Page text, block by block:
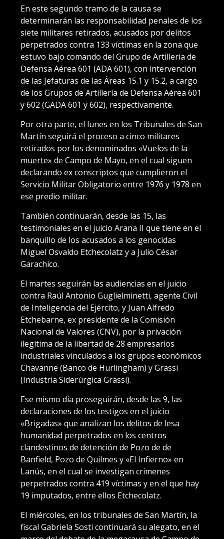
En este segundo tramo de la causa se
determinarán las responsabilidad penales de los
siete militares retirados, acusados por delitos
perpetrados contra 133 víctimas en la zona que
estuvo bajo comando del Grupo de Artillería de
Defensa Aérea 601 (ADA 601), con intervención
de las Jefaturas de las Áreas 15.1 y 15.2, a cargo
de los Grupos de Artillería de Defensa Aérea 601
y 602 (GADA 601 y 602), respectivamente.
Por otra parte, el lunes en los Tribunales de San
Martín seguirá el proceso a cinco militares
retirados por los denominados «Vuelos de la
muerte» de Campo de Mayo, en el cual siguen
declarando ex conscriptos que cumplieron el
Servicio Militar Obligatorio entre 1976 y 1978 en
ese predio militar.
También continuarán, desde las 15, las
testimoniales en el juicio Arana II que tiene en el
banquillo de los acusados a los genocidas
Miguel Osvaldo Etchecolatz y a Julio César
Garachico.
El martes seguirán las audiencias en el juicio
contra Raúl Antonio Guglielminetti, agente Civil
de Inteligencia del Ejército, y Juan Alfredo
Etchebarne, ex presidente de la Comisión
Nacional de Valores (CNV), por la privación
ilegítima de la libertad de 28 empresarios
industriales vinculados a los grupos económicos
Chavanne (Banco de Hurlingham) y Grassi
(Industria Siderúrgica Grassi).
Ese mismo día proseguirán, desde las 9, las
declaraciones de los testigos en el juicio
«Brigadas» que analizan los delitos de lesa
humanidad perpetrados en los centros
clandestinos de detención de Pozo de de
Banfield, Pozo de Quilmes y «El Infierno» en
Lanús, en el cual se investigan crímenes
perpetrados contra 419 víctimas y en el que hay
19 imputados, entre ellos Etchecolatz.
El miércoles, en los tribunales de San Martín, la
fiscal Gabriela Sosti continuará su alegato, en el